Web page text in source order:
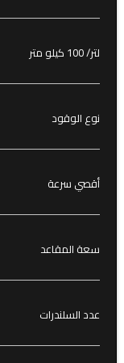
لتر/ 100 كيلو متر
نوع الوقود
أقصي سرعة
سعة المقاعد
عدد السلندرات